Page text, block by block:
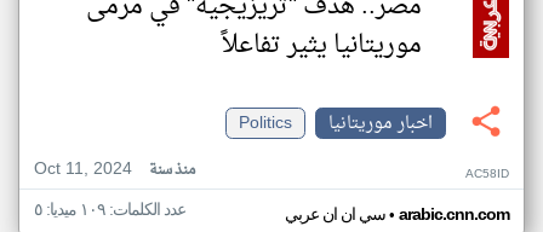
موريتانيا يثير تفاعلاً
اخبار موريتانيا
Politics
Oct 11, 2024
منذ سنة AC58ID
سي ان ان عربي• arabic.cnn.com عدد الكلمات: ١٠٩ ميديا: ٥